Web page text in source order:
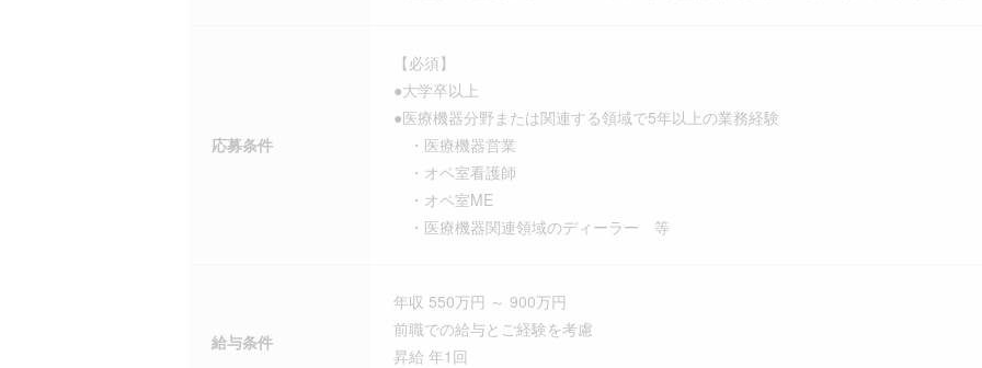
応募条件
【必須】
●大学卒以上
●医療機器分野または関連する領域で5年以上の業務経験
・医療機器営業
・オペ室看護師
・オペ室ME
・医療機器関連領域のディーラー 等
給与条件
年収 550万円 ～ 900万円
前職での給与とご経験を考慮
昇給 年1回